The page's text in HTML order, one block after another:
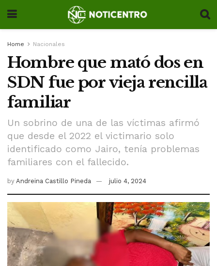
Home Nacionales
Hombre que mató dos en
SDN fue por vieja rencilla
familiar
Un sobrino de una de las víctimas afirmó
que desde el 2022 el victimario solo
identificado como Jairo, tenía problemas
familiares con el fallecido.
by Andreina Castillo Pineda julio 4, 2024